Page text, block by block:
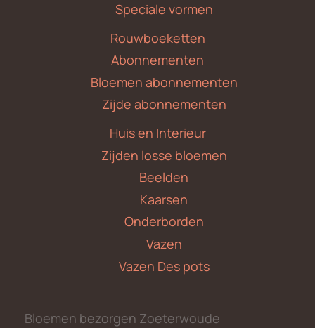
Speciale vormen
Rouwboeketten
Abonnementen
Bloemen abonnementen
Zijde abonnementen
Huis en Interieur
Zijden losse bloemen
Beelden
Kaarsen
Onderborden
Vazen
Vazen Des pots
Bloemen bezorgen Zoeterwoude